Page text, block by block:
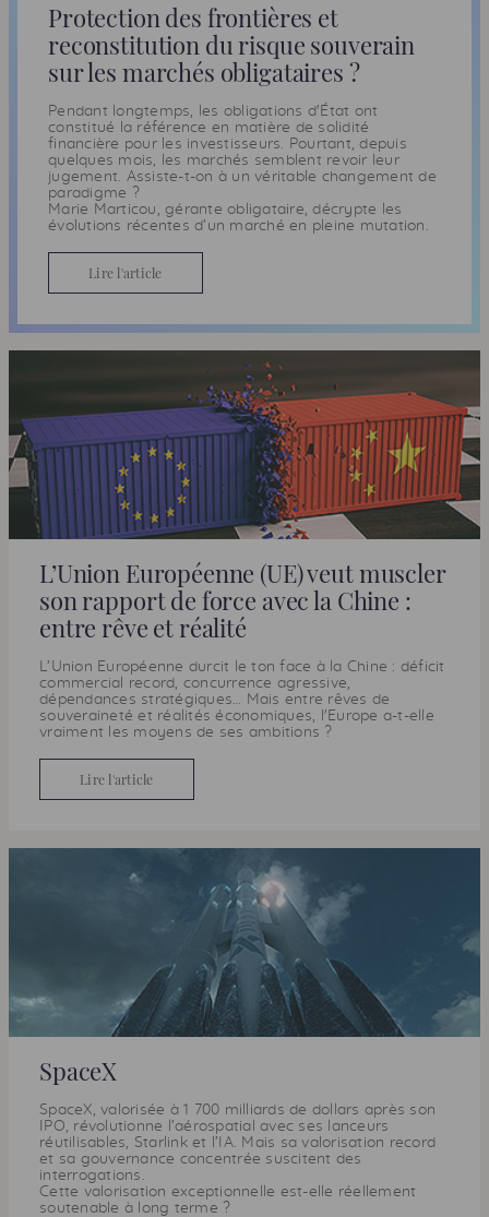
Protection des frontières et
reconstitution du risque souverain
sur les marchés obligataires ?
Pendant longtemps, les obligations d'État ont
constitué la référence en matière de solidité
financière pour les investisseurs. Pourtant, depuis
quelques mois, les marchés semblent revoir leur
jugement. Assiste-t-on à un véritable changement de
paradigme ?
Marie Marticou, gérante obligataire, décrypte les
évolutions récentes d’un marché en pleine mutation.
Lire l'article
L’Union Européenne (UE) veut muscler
son rapport de force avec la Chine :
entre rêve et réalité
L’Union Européenne durcit le ton face à la Chine : déficit
commercial record, concurrence agressive,
dépendances stratégiques… Mais entre rêves de
souveraineté et réalités économiques, l'Europe a-t-elle
vraiment les moyens de ses ambitions ?
Lire l'article
SpaceX
SpaceX, valorisée à 1 700 milliards de dollars après son
IPO, révolutionne l’aérospatial avec ses lanceurs
réutilisables, Starlink et l’IA. Mais sa valorisation record
et sa gouvernance concentrée suscitent des
interrogations.
Cette valorisation exceptionnelle est-elle réellement
soutenable à long terme ?